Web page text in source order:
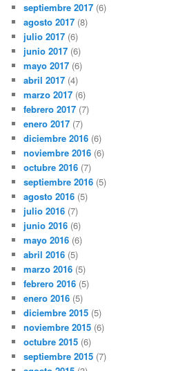
septiembre 2017 (6)
agosto 2017 (8)
julio 2017 (6)
junio 2017 (6)
mayo 2017 (6)
abril 2017 (4)
marzo 2017 (6)
febrero 2017 (7)
enero 2017 (7)
diciembre 2016 (6)
noviembre 2016 (6)
octubre 2016 (7)
septiembre 2016 (5)
agosto 2016 (5)
julio 2016 (7)
junio 2016 (6)
mayo 2016 (6)
abril 2016 (5)
marzo 2016 (5)
febrero 2016 (5)
enero 2016 (5)
diciembre 2015 (5)
noviembre 2015 (6)
octubre 2015 (6)
septiembre 2015 (7)